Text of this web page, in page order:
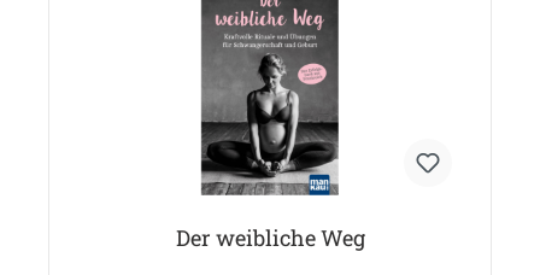
Der weibliche Weg